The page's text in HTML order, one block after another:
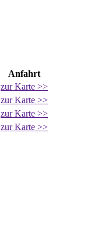
Anfahrt
zur Karte >>
zur Karte >>
zur Karte >>
zur Karte >>